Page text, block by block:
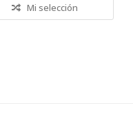
Mi selección